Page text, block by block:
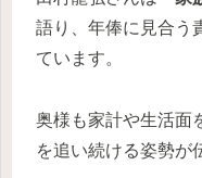
語り、年俸に見合う
ています。
奥様も家計や生活面
を追い続ける姿勢が